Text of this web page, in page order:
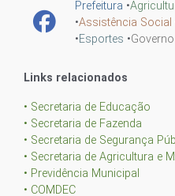
Prefeitura •
•Assistência Social
•Esportes •Governo
Links relacionados
• Secretaria de Educação
• Secretaria de Fazenda
• Secretaria de Segurança
• Secretaria de Agricultura e
• Previdência Municipal
• COMDEC